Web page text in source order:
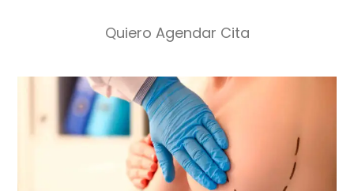
Quiero Agendar Cita